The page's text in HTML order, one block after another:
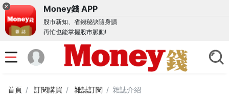
Money錢 APP
股市新知、省錢秘訣隨身讀
再忙也能掌握股市脈動!
首頁 訂閱購買 雜誌訂閱 雜誌介紹